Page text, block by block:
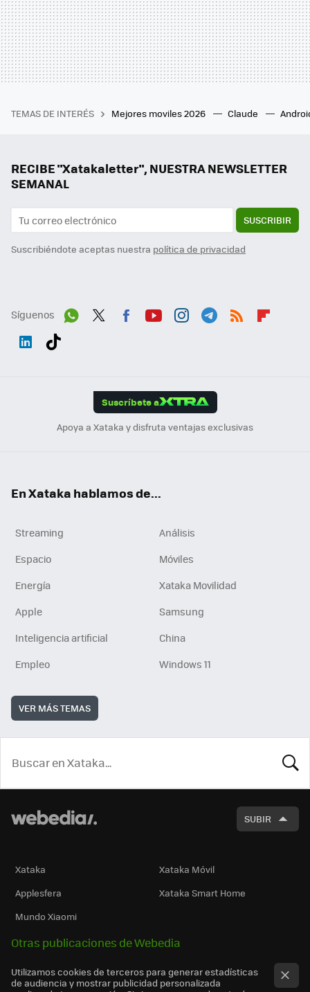
TEMAS DE INTERÉS Mejores moviles 2026 Claude
RECIBE "Xatakaletter", NUESTRA NEWSLETTER
SEMANAL
SUSCRIBIR
Suscribiéndote aceptas nuestra política de privacidad
Síguenos
Suscríbete a
Apoya a Xataka y disfruta ventajas exclusivas
En Xataka hablamos de...
Streaming
Análisis
Espacio
Móviles
Energía
Xataka Movilidad
Apple
Samsung
Inteligencia artificial
China
Empleo
Windows 11
VER MÁS TEMAS
SUBIR
Xataka
Xataka Móvil
Applesfera
Xataka Smart Home
Mundo Xiaomi
Otras publicaciones de Webedia
Utilizamos cookies de terceros para generar estadísticas
de audiencia y mostrar publicidad personalizada